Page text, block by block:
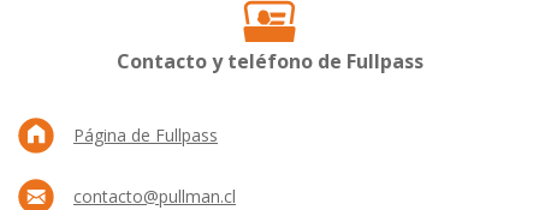
Contacto y teléfono de Fullpass
Página de Fullpass
contacto@pullman.cl